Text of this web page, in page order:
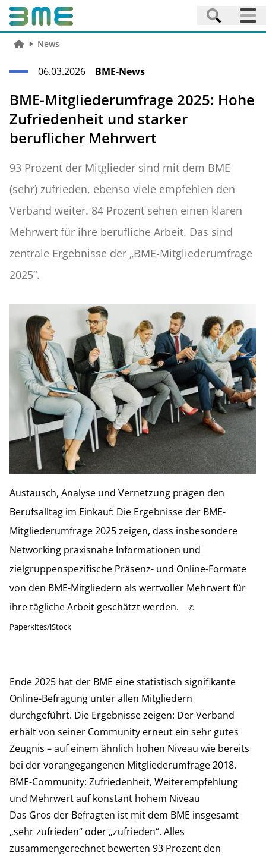
News
06.03.2026 BME-News
BME-Mitgliederumfrage 2025: Hohe
Zufriedenheit und starker
beruflicher Mehrwert
93 Prozent der Mitglieder sind mit dem BME
(sehr) zufrieden, ebenso viele empfehlen den
Verband weiter. 84 Prozent sehen einen klaren
Mehrwert für ihre berufliche Arbeit. Das sind
zentrale Ergebnisse der „BME-Mitgliederumfrage
2025“.
Austausch, Analyse und Vernetzung prägen den
Berufsalltag im Einkauf: Die Ergebnisse der BME-
Mitgliederumfrage 2025 zeigen, dass insbesondere
Networking praxisnahe Informationen und
zielgruppenspezifische Präsenz- und Online-Formate
von den BME-Mitgliedern als wertvoller Mehrwert für
ihre tägliche Arbeit geschätzt werden.
©
Paperkites/iStock
Ende 2025 hat der BME eine statistisch signifikante
Online-Befragung unter allen Mitgliedern
durchgeführt. Die Ergebnisse zeigen: Der Verband
erhält von seiner Community erneut ein sehr gutes
Zeugnis – auf einem ähnlich hohen Niveau wie bereits
bei der vorangegangenen Mitgliederumfrage 2018.
BME-Community: Zufriedenheit, Weiterempfehlung
und Mehrwert auf konstant hohem Niveau
Das Gros der Befragten ist mit dem BME insgesamt
„sehr zufrieden“ oder „zufrieden“. Alles
zusammengerechnet bewerten 93 Prozent den